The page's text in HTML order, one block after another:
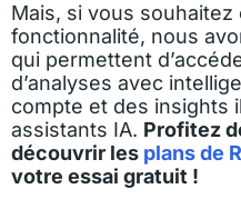
Mais, si vous
fonctionnalité, nous
qui permettent
d’analyses avec
compte et des insights
assistants IA. Profitez
découvrir les plans de
votre essai gratuit !